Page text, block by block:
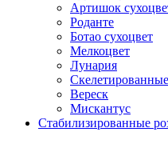
Артишок
Роданте
Ботао сухоцвет
Мелкоцвет
Лунария
Вереск
Мискантус
Стабилизированные